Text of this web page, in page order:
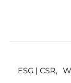
ESG | CSR